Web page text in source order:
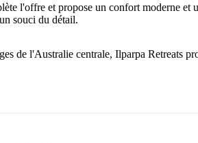
l'offre et propose un confort moderne
souci du détail.
de l'Australie centrale, Ilparpa Retreats